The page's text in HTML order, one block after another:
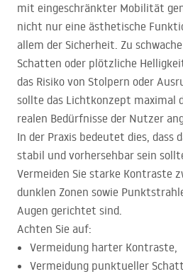
mit eingeschränkter Mobilität
nicht nur eine ästhetische
allem der Sicherheit. Zu
Schatten oder plötzliche
das Risiko von Stolpern oder
sollte das Lichtkonzept maximal
realen Bedürfnisse der Nutzer
In der Praxis bedeutet dies, dass
stabil und vorhersehbar sein
Vermeiden Sie starke Kontraste
dunklen Zonen sowie
Augen gerichtet sind.
Achten Sie auf:
Vermeidung harter Kontraste,
Vermeidung punktueller